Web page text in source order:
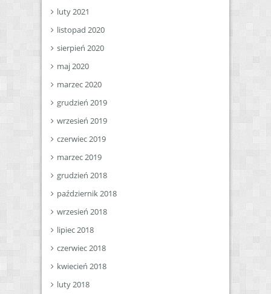
luty 2021
listopad 2020
sierpień 2020
maj 2020
marzec 2020
grudzień 2019
wrzesień 2019
czerwiec 2019
marzec 2019
grudzień 2018
październik 2018
wrzesień 2018
lipiec 2018
czerwiec 2018
kwiecień 2018
luty 2018